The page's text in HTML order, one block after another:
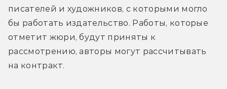
писателей и художников, с которыми могло
бы работать издательство. Работы, которые
отметит жюри, будут приняты к
рассмотрению, авторы могут рассчитывать
на контракт.